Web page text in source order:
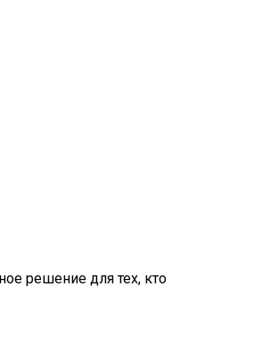
решение для тех, кто